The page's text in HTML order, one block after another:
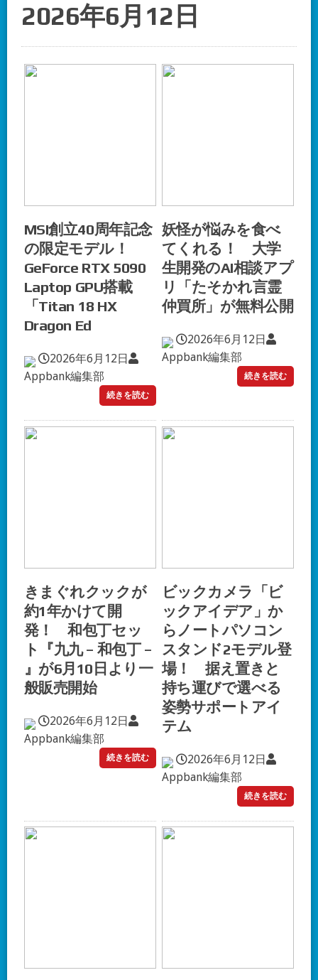
2026年6月12日
MSI創立40周年記念
の限定モデル！
GeForce RTX 5090
Laptop GPU搭載
「Titan 18 HX
Dragon Ed
2026年6月12日
Appbank編集部
続きを読む
妖怪が悩みを食べ
てくれる！ 大学
生開発のAI相談アプ
リ「たそかれ言霊
仲買所」が無料公開
2026年6月12日
Appbank編集部
続きを読む
きまぐれクックが
約1年かけて開
発！ 和包丁セッ
ト『九九 – 和包丁 –
』が6月10日より一
般販売開始
2026年6月12日
Appbank編集部
続きを読む
ビックカメラ「ビ
ックアイデア」か
らノートパソコン
スタンド2モデル登
場！ 据え置きと
持ち運びで選べる
姿勢サポートアイ
テム
2026年6月12日
Appbank編集部
続きを読む